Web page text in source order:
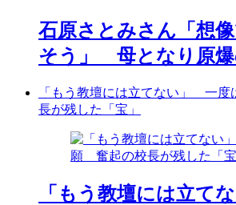
石原さとみさん「想
そう」 母となり原爆
「もう教壇には立てない」 一
長が残した「宝」
「もう教壇には立て